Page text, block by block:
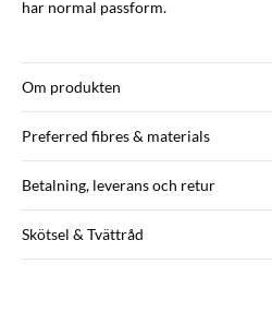
har normal passform.
Om produkten
Preferred fibres & materials
Betalning, leverans och retur
Skötsel & Tvättråd